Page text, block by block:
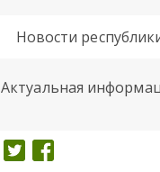
Новости
Актуальная